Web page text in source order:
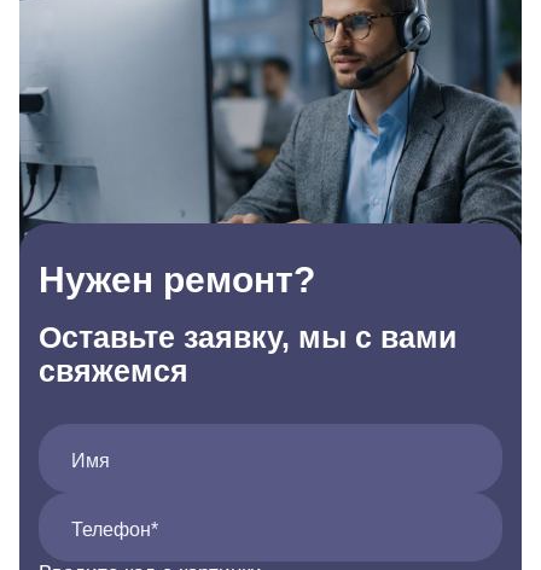
Нужен ремонт?
Оставьте заявку, мы с вами
свяжемся
Имя
Телефон*